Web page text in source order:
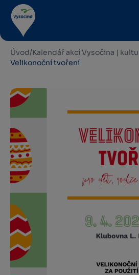
Úvod/Kalendář akcí Vysočina |
Velikonoční tvoření